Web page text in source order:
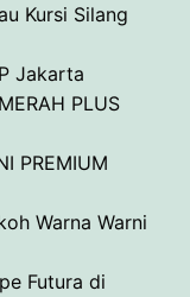
Kursi Silang
Jakarta
PLUS
PREMIUM
Warna Warni
Futura di